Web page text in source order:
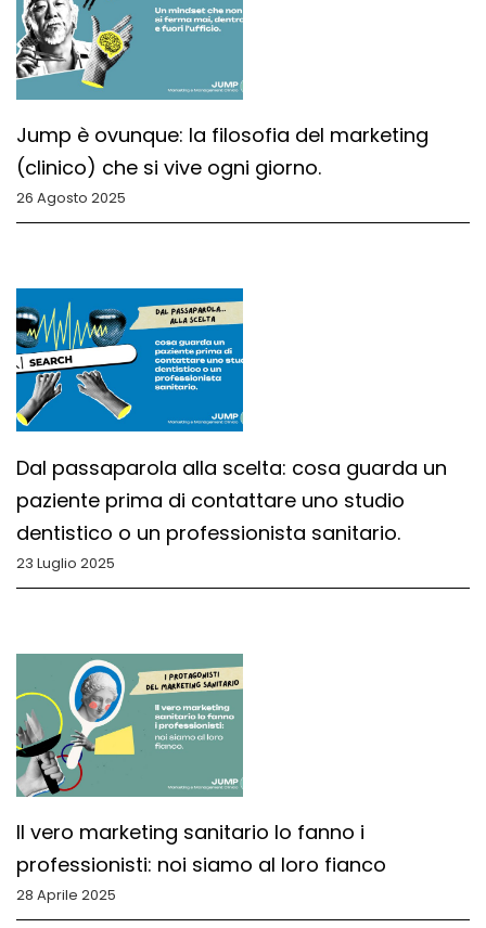
Jump è ovunque: la filosofia del marketing
(clinico) che si vive ogni giorno.
26 Agosto 2025
Dal passaparola alla scelta: cosa guarda un
paziente prima di contattare uno studio
dentistico o un professionista sanitario.
23 Luglio 2025
Il vero marketing sanitario lo fanno i
professionisti: noi siamo al loro fianco
28 Aprile 2025